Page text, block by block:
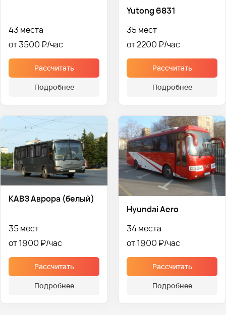
43 места
от 3500 ₽
Рассчитать
Подробнее
Yutong 6831
35 мест
от 2200 ₽
Рассчитать
Подробнее
КАВЗ Аврора (белый)
35 мест
от 1900 ₽
Рассчитать
Подробнее
Hyundai Aero
34 места
от 1900 ₽
Рассчитать
Подробнее